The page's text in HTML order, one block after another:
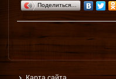
Поделиться…